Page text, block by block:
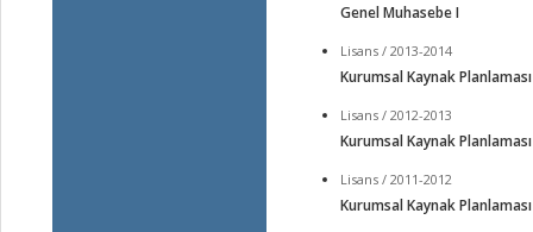
Genel Muhasebe I
Lisans / 2013-2014
Kurumsal Kaynak Planlaması
Lisans / 2012-2013
Kurumsal Kaynak Planlaması
Lisans / 2011-2012
Kurumsal Kaynak Planlaması